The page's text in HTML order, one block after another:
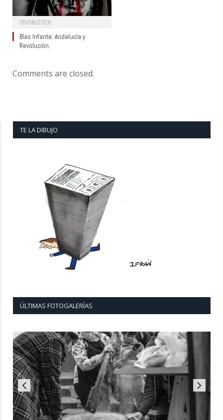
05/08/2026
Blas Infante: Andalucía y
Revolución.
Comments are closed.
TE LA DIBUJO
ÚLTIMAS FOTOGALERÍAS